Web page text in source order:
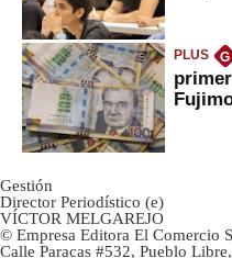
PLUS G
Gestión
Director Periodístico (e)
VÍCTOR MELGAREJO
© Empresa Editora El Comercio
Calle Paracas #532, Pueblo